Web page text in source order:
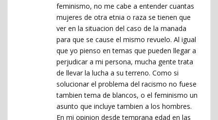
feminismo, no me cabe a entender cuantas
mujeres de otra etnia o raza se tienen que
ver en la situacion del caso de la manada
para que se cause el mismo revuelo. Al igual
que yo pienso en temas que pueden llegar a
perjudicar a mi persona, mucha gente trata
de llevar la lucha a su terreno. Como si
solucionar el problema del racismo no fuese
tambien tema de blancos, o el feminismo un
asunto que incluye tambien a los hombres.
En mi opinion desde temprana edad en las